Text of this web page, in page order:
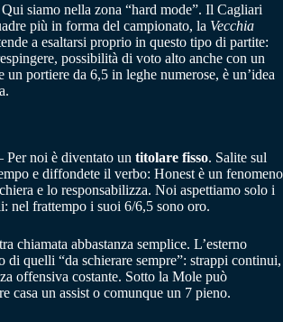
siamo nella zona “hard mode”. Il Cagliari
più in forma del campionato, la Vecchia
a esaltarsi proprio in questo tipo di partite:
possibilità di voto alto anche con un
un portiere da 6,5 in leghe numerose, è un’idea
Per noi è diventato un titolare fisso. Salite sul
e diffondete il verbo: Honest è un fenomeno
e lo responsabilizza. Noi aspettiamo solo i
nel frattempo i suoi 6/6,5 sono oro.
chiamata abbastanza semplice. L’esterno
di quelli “da schierare sempre”: strappi continui,
offensiva costante. Sotto la Mole può
casa un assist o comunque un 7 pieno.